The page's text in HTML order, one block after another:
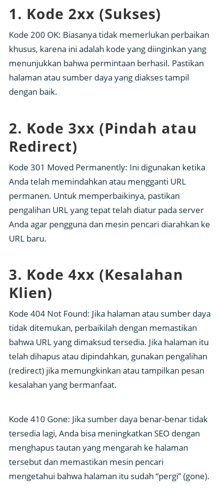
1. Kode 2xx (Sukses)
Kode 200 OK: Biasanya tidak memerlukan perbaikan
khusus, karena ini adalah kode yang diinginkan yang
menunjukkan bahwa permintaan berhasil. Pastikan
halaman atau sumber daya yang diakses tampil
dengan baik.
2. Kode 3xx (Pindah atau
Redirect)
Kode 301 Moved Permanently: Ini digunakan ketika
Anda telah memindahkan atau mengganti URL
permanen. Untuk memperbaikinya, pastikan
pengalihan URL yang tepat telah diatur pada server
Anda agar pengguna dan mesin pencari diarahkan ke
URL baru.
3. Kode 4xx (Kesalahan
Klien)
Kode 404 Not Found: Jika halaman atau sumber daya
tidak ditemukan, perbaikilah dengan memastikan
bahwa URL yang dimaksud tersedia. Jika halaman itu
telah dihapus atau dipindahkan, gunakan pengalihan
(redirect) jika memungkinkan atau tampilkan pesan
kesalahan yang bermanfaat.
Kode 410 Gone: Jika sumber daya benar-benar tidak
tersedia lagi, Anda bisa meningkatkan SEO dengan
menghapus tautan yang mengarah ke halaman
tersebut dan memastikan mesin pencari
mengetahui bahwa halaman itu sudah “pergi” (gone).